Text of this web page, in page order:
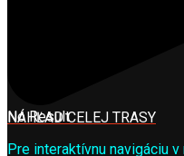
No Result
NÁHĽAD CELEJ TRASY
Pre interaktívnu navigáciu